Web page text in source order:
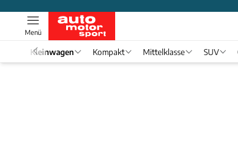
Menü
Kleinwagen Kompakt Mittelklasse SUV